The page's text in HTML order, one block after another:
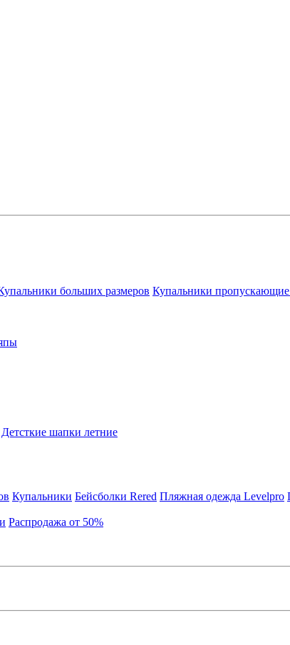
больших размеров Купальники пропускающие
Детсткие шапки летние
Купальники Бейсболки Rered Пляжная одежда Levelpro
Распродажа от 50%